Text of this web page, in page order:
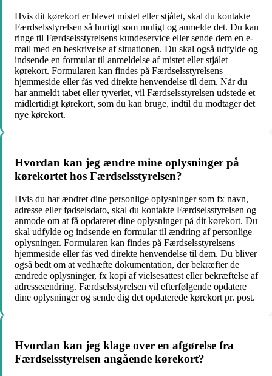
Hvis dit kørekort er blevet mistet eller stjålet, skal du kontakte
Færdselsstyrelsen så hurtigt som muligt og anmelde det. Du kan
ringe til Færdselsstyrelsens kundeservice eller sende dem en e-
mail med en beskrivelse af situationen. Du skal også udfylde og
indsende en formular til anmeldelse af mistet eller stjålet
kørekort. Formularen kan findes på Færdselsstyrelsens
hjemmeside eller fås ved direkte henvendelse til dem. Når du
har anmeldt tabet eller tyveriet, vil Færdselsstyrelsen udstede et
midlertidigt kørekort, som du kan bruge, indtil du modtager det
nye kørekort.
Hvordan kan jeg ændre mine oplysninger på
kørekortet hos Færdselsstyrelsen?
Hvis du har ændret dine personlige oplysninger som fx navn,
adresse eller fødselsdato, skal du kontakte Færdselsstyrelsen og
anmode om at få opdateret dine oplysninger på dit kørekort. Du
skal udfylde og indsende en formular til ændring af personlige
oplysninger. Formularen kan findes på Færdselsstyrelsens
hjemmeside eller fås ved direkte henvendelse til dem. Du bliver
også bedt om at vedhæfte dokumentation, der bekræfter de
ændrede oplysninger, fx kopi af vielsesattest eller bekræftelse af
adresseændring. Færdselsstyrelsen vil efterfølgende opdatere
dine oplysninger og sende dig det opdaterede kørekort pr. post.
Hvordan kan jeg klage over en afgørelse fra
Færdselsstyrelsen angående kørekort?